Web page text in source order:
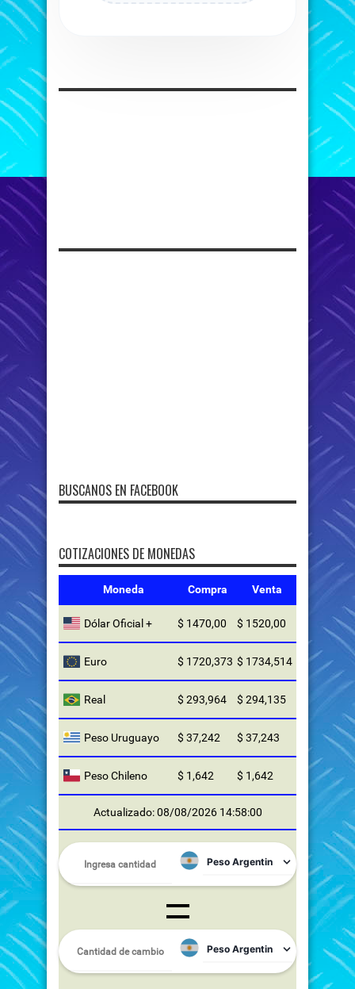
BUSCANOS EN FACEBOOK
COTIZACIONES DE MONEDAS
Moneda Compra Venta
Dólar Oficial + $ 1470,00 $ 1520,00
Euro $ 1720,373 $ 1734,514
Real $ 293,964 $ 294,135
Peso Uruguayo $ 37,242 $ 37,243
Peso Chileno $ 1,642 $ 1,642
Actualizado: 08/08/2026 14:58:00